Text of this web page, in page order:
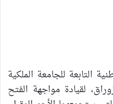
التابعة للجامعة الملكية
لقيادة مواجهة الفتح